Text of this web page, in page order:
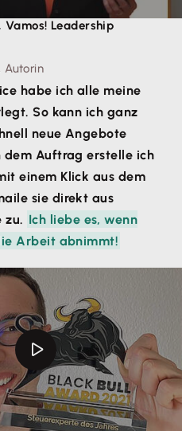
Rechnung ist keine E-
Sinn, weil ihr die
Ein Kfz-
deshalb E-
damit du auf die
Rechnung vorbereitet
Leadership
Autorin
habe ich alle meine
So kann ich ganz
neue Angebote
dem Auftrag erstelle ich
einem Klick aus dem
sie direkt aus
zu. Ich liebe es, wenn
Arbeit abnimmt!